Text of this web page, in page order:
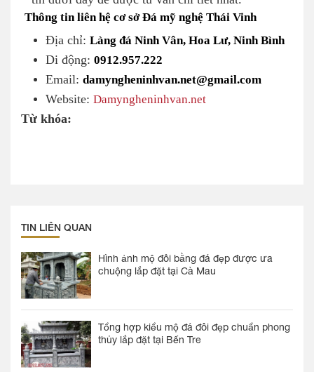
Thông tin liên hệ cơ sở Đá mỹ nghệ Thái Vinh
Địa chỉ: Làng đá Ninh Vân, Hoa Lư, Ninh Bình
Di động: 0912.957.222
Email: damyngheninhvan.net@gmail.com
Website: Damyngheninhvan.net
Từ khóa:
TIN LIÊN QUAN
Hình ảnh mộ đôi bằng đá đẹp được ưa
chuộng lắp đặt tại Cà Mau
Tổng hợp kiểu mộ đá đôi đẹp chuẩn phong
thủy lắp đặt tại Bến Tre